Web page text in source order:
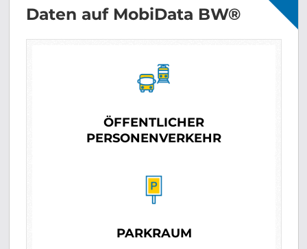
Daten auf MobiData BW®
ÖFFENTLICHER
PERSONENVERKEHR
PARKRAUM